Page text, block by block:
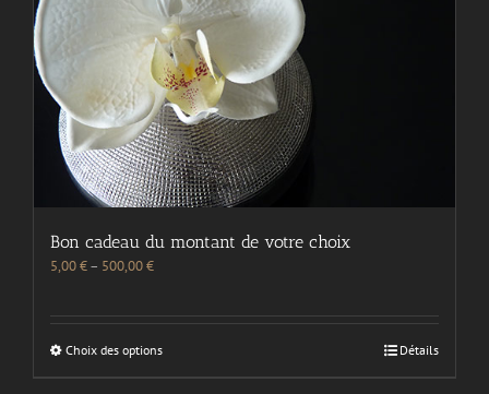
Bon cadeau du montant de votre choix
5,00€– 500,00€
Choix des options Détails